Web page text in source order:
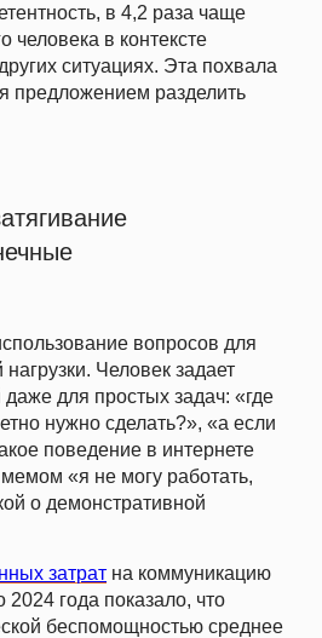
в 4,2 раза чаще
человека в контексте
ситуациях. Эта похвала
предложением разделить
вопросов для
Человек задает
для простых задач: «где
нужно сделать?», «а если
поведение в интернете
«я не могу работать,
о демонстративной
затрат на коммуникацию
2024 года показало, что
беспомощностью среднее